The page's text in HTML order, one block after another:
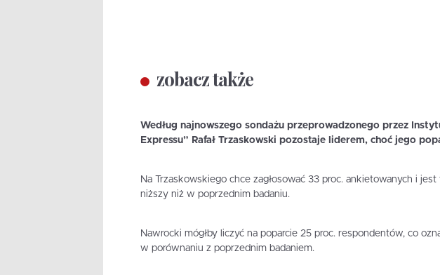
zobacz także
Według najnowszego sondażu przeprowadzonego przez
Expressu” Rafał Trzaskowski pozostaje liderem, choć jego
Na Trzaskowskiego chce zagłosować 33 proc. ankietowanych i
niższy niż w poprzednim badaniu.
Nawrocki mógłby liczyć na poparcie 25 proc. respondentów, co
w porównaniu z poprzednim badaniem.